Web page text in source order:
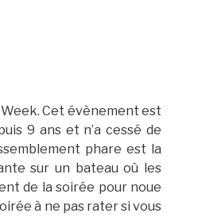
Cet évènement est
9 ans et n’a cessé de
phare est la
sur un bateau où les
de la soirée pour noue
à ne pas rater si vous